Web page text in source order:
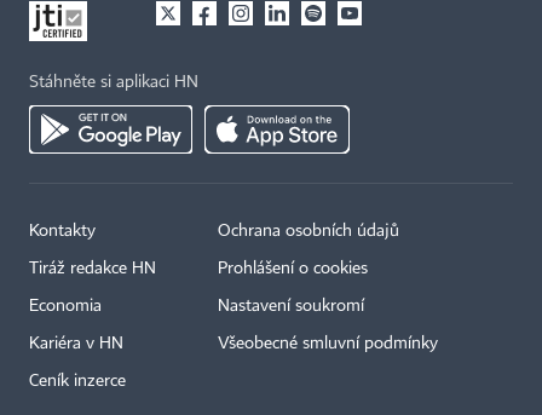
Stáhněte si aplikaci HN
Kontakty
Tiráž redakce HN
Economia
Kariéra v HN
Ceník inzerce
Ochrana osobních údajů
Prohlášení o cookies
Nastavení soukromí
Všeobecné smluvní podmínky